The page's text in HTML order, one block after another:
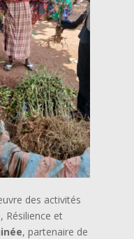
des activités
Résilience et
, partenaire de